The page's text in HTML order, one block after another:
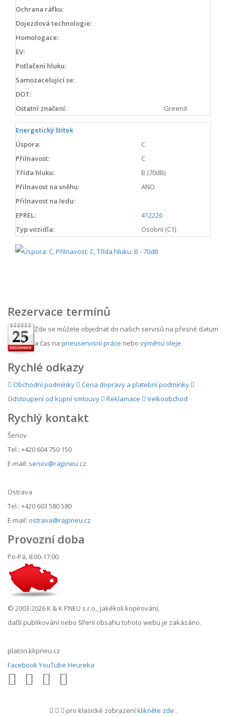
Ochrana ráfku:
Dojezdová technologie:
Homologace:
EV:
Potlačení hluku:
Samozacelující se:
DOT:
Ostatní značení:
GreenX
Energetický štítek
Úspora:
C
Přilnavost:
C
Třída hluku:
B (70dB)
Přilnavost na sněhu:
ANO
Přilnavost na ledu:
EPREL:
412226
Typ vozidla:
Osobní (C1)
Rezervace termínů
Zde se můžete objednat do našich servisů na přesné datum
a čas na pneuservisní práce nebo výměnu oleje.
Rychlé odkazy
Obchodní podmínky
Cena dopravy a platební podmínky
Odstoupení od kupní smlouvy
Reklamace Velkoobchod
Rychlý kontakt
Šenov
Tel.: +420 604 750 150
E-mail: senov@rajpneu.cz
Ostrava
Tel.: +420 603 580 580
E-mail: ostrava@rajpneu.cz
Provozní doba
Po-Pá, 8:00-17:00
© 2003-2026 K & K PNEU s.r.o., Jakékoli kopírování,
další publikování nebo šíření obsahu tohoto webu je zakázáno.
platon.kkpneu.cz
FacebookYouTube Heureka
pro klasické zobrazeníklikněte zde .